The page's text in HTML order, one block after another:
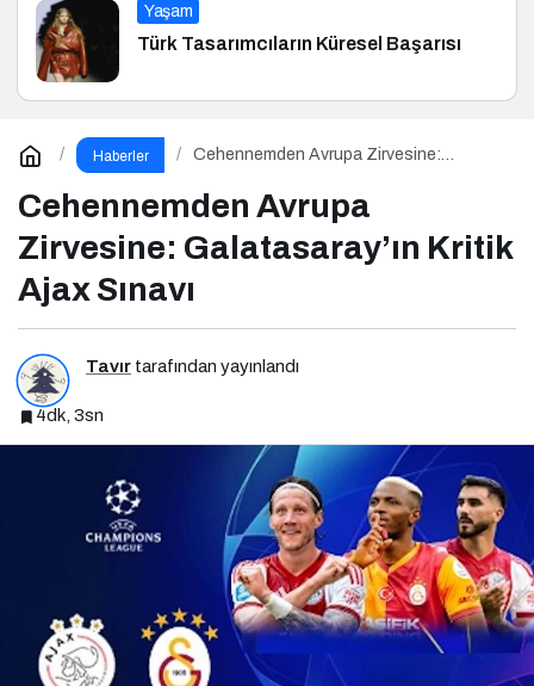
Yaşam
Türk Tasarımcıların Küresel Başarısı
Haberler
Cehennemden Avrupa Zirvesine:
Cehennemden Avrupa
Zirvesine: Galatasaray’ın Kritik
Ajax Sınavı
Tavır tarafından yayınlandı
4dk, 3sn